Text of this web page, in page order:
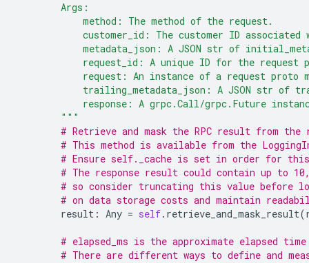
        Args:
            method: The method of the request.
customer_id: The customer ID associated
metadata_json: A JSON str of
request_id: A unique ID for the request
request: An instance of a request proto
trailing_metadata_json: A JSON str of
response: A grpc.Call/grpc.Future
        """
# Retrieve and mask the RPC result from the
# This method is available from the
# Ensure self._cache is set in order for
# The response result could contain up to
# so consider truncating this value before
# on data storage costs and maintain
result : Any = self. retrieve_and_mask_result(
# elapsed_ms is the approximate elapsed
# There are different ways to define and